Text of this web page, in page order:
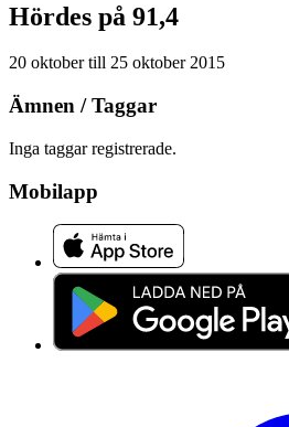
Hördes på 91,4
20 oktobertill 25 oktober 2015
Ämnen / Taggar
Inga taggar registrerade.
Mobilapp